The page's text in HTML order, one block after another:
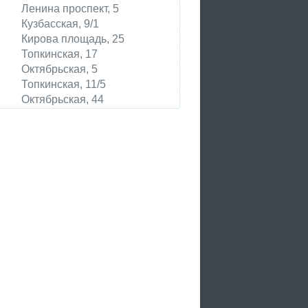
Ленина проспект, 5
Кузбасская, 9/1
Кирова площадь, 25
Топкинская, 17
Октябрьская, 5
Топкинская, 11/5
Октябрьская, 44